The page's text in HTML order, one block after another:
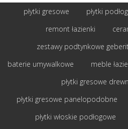
płytki gresowe płytki
remont łazienki
zestawy podtynkowe
baterie umywalkowe
meble
płytki gresowe
płytki gresowe panelopodobne
płytki włoskie podłogowe